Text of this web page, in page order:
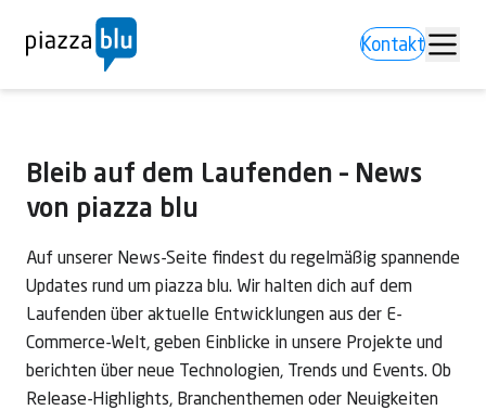
Kontakt
Bleib auf dem Laufenden – News
von piazza blu
Auf unserer News-Seite findest du regelmäßig spannende
Updates rund um piazza blu. Wir halten dich auf dem
Laufenden über aktuelle Entwicklungen aus der E-
Commerce-Welt, geben Einblicke in unsere Projekte und
berichten über neue Technologien, Trends und Events. Ob
Release-Highlights, Branchenthemen oder Neuigkeiten